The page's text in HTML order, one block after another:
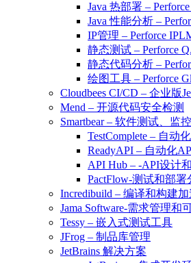
Java 热部署 – Perforce
Java 性能分析 –
IP管理 – Perforce
静态测试 – Perforce
静态代码分析 –
绘图工具 – Perforce
Cloudbees CI/CD – 企业版
Mend – 开源代码安全检测
Smartbear – 软件测试、监
TestComplete – 自动
ReadyAPI – 自动化
API Hub – -API设计
PactFlow-测试和部
Incredibuild – 编译和构建加
Jama Software-需求管理和
Tessy – 嵌入式测试工具
JFrog – 制品库管理
JetBrains 解决方案